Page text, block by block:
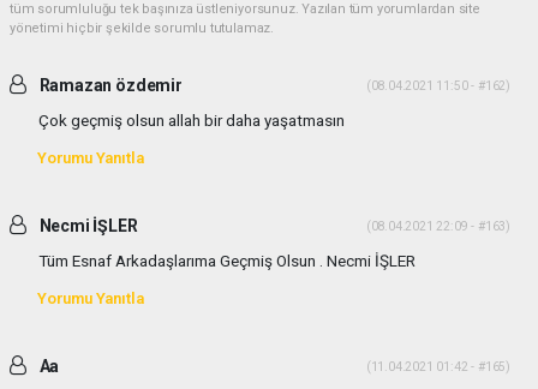
tüm sorumluluğu tek başınıza üstleniyorsunuz. Yazılan tüm yorumlardan site
yönetimi hiçbir şekilde sorumlu tutulamaz.
Ramazan özdemir (08.04.2021 11:50 - #162)
Çok geçmiş olsun allah bir daha yaşatmasın
Yorumu Yanıtla
Necmi İŞLER (08.04.2021 22:09 - #163)
Tüm Esnaf Arkadaşlarıma Geçmiş Olsun . Necmi İŞLER
Yorumu Yanıtla
Aa (11.04.2021 01:42 - #165)